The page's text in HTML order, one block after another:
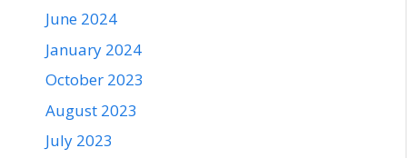
June 2024
January 2024
October 2023
August 2023
July 2023